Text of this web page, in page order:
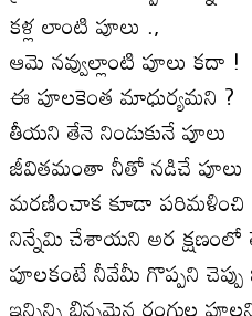
కళ్ల లాంటి పూలు .,
ఆమె నవ్వుల్లాంటి పూలు కదా !
ఈ పూలకెంత మాధుర్యమని ?
తీయని తేనె నిండుకునే పూలు
జీవితమంతా నీతో నడిచే పూలు
మరణించాక కూడా
నిన్నేమి చేశాయని అర క్షణంలో
పూలకంటే నీవేమీ గొప్పని